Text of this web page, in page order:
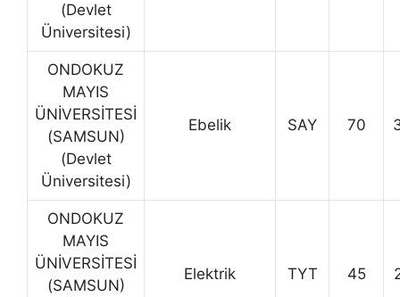
(Devlet
Üniversitesi)
ONDOKUZ
MAYIS
ÜNİVERSİTESİ
(SAMSUN)
(Devlet
Üniversitesi)
Ebelik SAY 70
ONDOKUZ
MAYIS
ÜNİVERSİTESİ
(SAMSUN)
Elektrik TYT 45